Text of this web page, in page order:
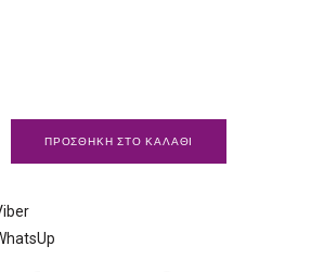
ΠΡΟΣΘΗΚΗ ΣΤΟ ΚΑΛΑΘΙ